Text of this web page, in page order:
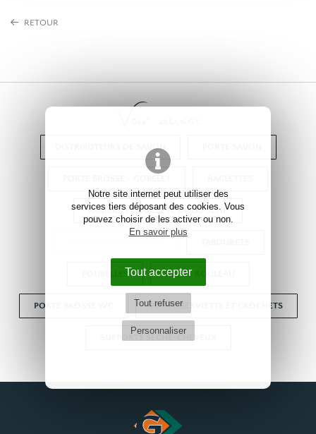
Notre site internet peut utiliser des
services tiers déposant des cookies. Vous
pouvez choisir de les activer ou non.
En savoir plus
Tout accepter
Tout refuser
Personnaliser
RETOUR
DISTRIBUTEURS DE SAVON
PANIERS ET TABLETTE DE DOUCHE
PORTE ROULEAU
PORTE BROSSE WC PORTE SERVIETTE ET CROCHETS
SUPPORTS SÈCHE-CHEVEUX